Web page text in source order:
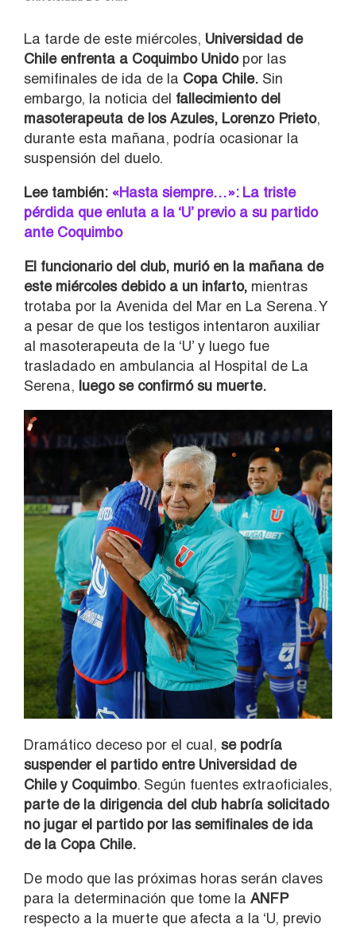
La tarde de este miércoles, Universidad de
Chile enfrenta a Coquimbo Unidopor las
semifinales de ida de la Copa Chile. Sin
embargo, la noticia del fallecimiento del
masoterapeuta de los Azules, Lorenzo Prieto,
durante esta mañana, podría ocasionar la
suspensión del duelo.
Lee también: «Hasta siempre…»: La triste
pérdida que enluta a la ‘U’ previo a su partido
ante Coquimbo
El funcionario del club, murió en la mañana de
este miércoles debido a un infarto, mientras
trotaba por la Avenida del Mar en La Serena. Y
a pesar de que los testigos intentaron auxiliar
al masoterapeuta de la ‘U’ y luego fue
trasladado en ambulancia al Hospital de La
Serena, luego se confirmó su muerte.
Dramático deceso por el cual, se podría
suspender el partido entre Universidad de
Chile y Coquimbo. Según fuentes extraoficiales,
parte de la dirigencia del club habría solicitado
no jugar el partido por las semifinales de ida
de la Copa Chile.
De modo que las próximas horas serán claves
para la determinación que tome la ANFP
respecto a la muerte que afecta a la ‘U, previo